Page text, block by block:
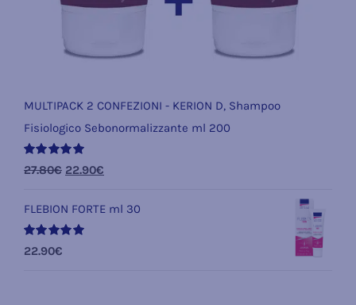
MULTIPACK 2 CONFEZIONI - KERION D, Shampoo
Fisiologico Sebonormalizzante ml 200
Valutato
27.80€ Il
originale
era:
22.90€Il
attuale
FLEBION FORTE ml 30
Valutato
22.90€